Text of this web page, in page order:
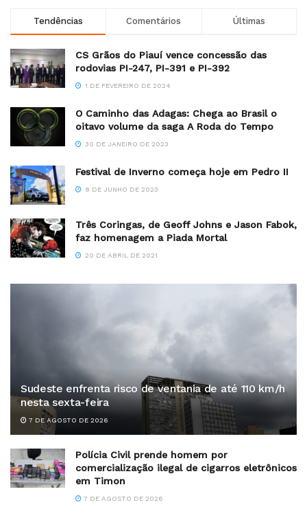
Tendências Comentários Últimas
CS Grãos do Piauí vence concessão das
rodovias PI-247, PI-391 e PI-392
1 DE FEVEREIRO DE 2024
O Caminho das Adagas: Chega ao Brasil o
oitavo volume da saga A Roda do Tempo
30 DE JANEIRO DE 2023
Festival de Inverno começa hoje em Pedro II
8 DE JUNHO DE 2023
Três Coringas, de Geoff Johns e Jason Fabok,
faz homenagem a Piada Mortal
20 DE ABRIL DE 2021
Sudeste enfrenta risco de ventania de até 110 km/h
nesta sexta-feira
7 DE AGOSTO DE 2026
Polícia Civil prende homem por
comercialização ilegal de cigarros eletrônicos
em Timon
7 DE AGOSTO DE 2026